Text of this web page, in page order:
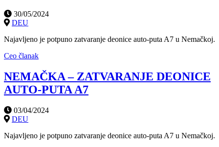
30/05/2024
DEU
Najavljeno je potpuno zatvaranje deonice auto-puta A7 u Nemačkoj.
Ceo članak
NEMAČKA – ZATVARANJE DEONICE
AUTO-PUTA A7
03/04/2024
DEU
Najavljeno je potpuno zatvaranje deonice auto-puta A7 u Nemačkoj.